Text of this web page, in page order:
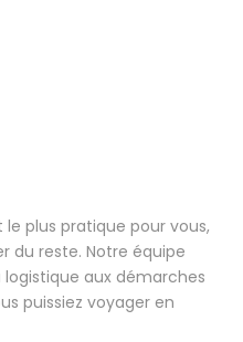
plus pratique pour vous,
du reste. Notre équipe
aux démarches
puissiez voyager en